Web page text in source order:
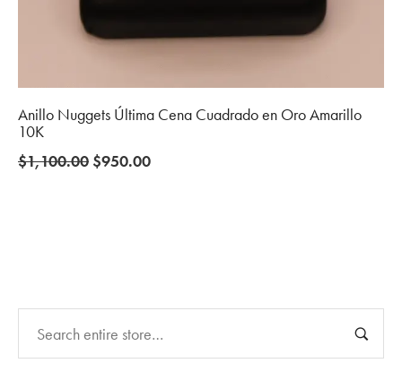
Anillo Nuggets Última Cena Cuadrado en Oro Amarillo
10K
$1,100.00 Original
$950.00Current